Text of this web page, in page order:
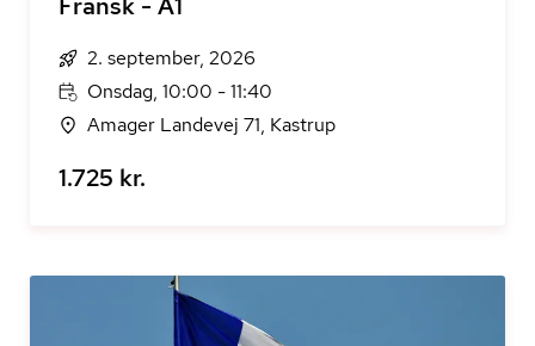
2. september, 2026
Onsdag, 10:00 - 11:40
Amager Landevej 71, Kastrup
1.725 kr.